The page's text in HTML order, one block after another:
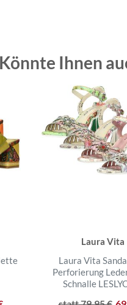
Könnte Ihnen
Laura Vita
Laura Vita
Perforierung
Schnalle